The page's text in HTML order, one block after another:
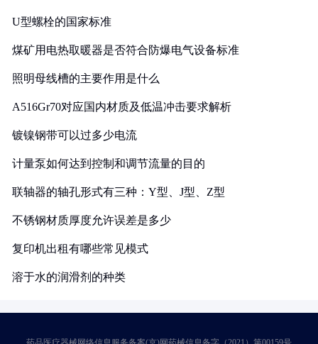
U型螺栓的国家标准
煤矿用电热取暖器是否符合防爆电气设备标准
照明母线槽的主要作用是什么
A516Gr70对应国内材质及低温冲击要求解析
镀镍钢带可以过多少电流
计量泵如何达到控制和调节流量的目的
联轴器的轴孔形式有三种：Y型、J型、Z型
不锈钢材质厚度允许误差是多少
复印机出租有哪些常见模式
溶于水的润滑剂的种类